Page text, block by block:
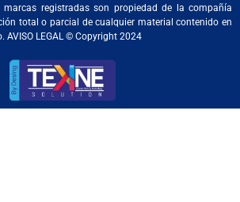
registradas son propiedad de la compañía
total o parcial de cualquier material contenido en
AVISO LEGAL © Copyright 2024